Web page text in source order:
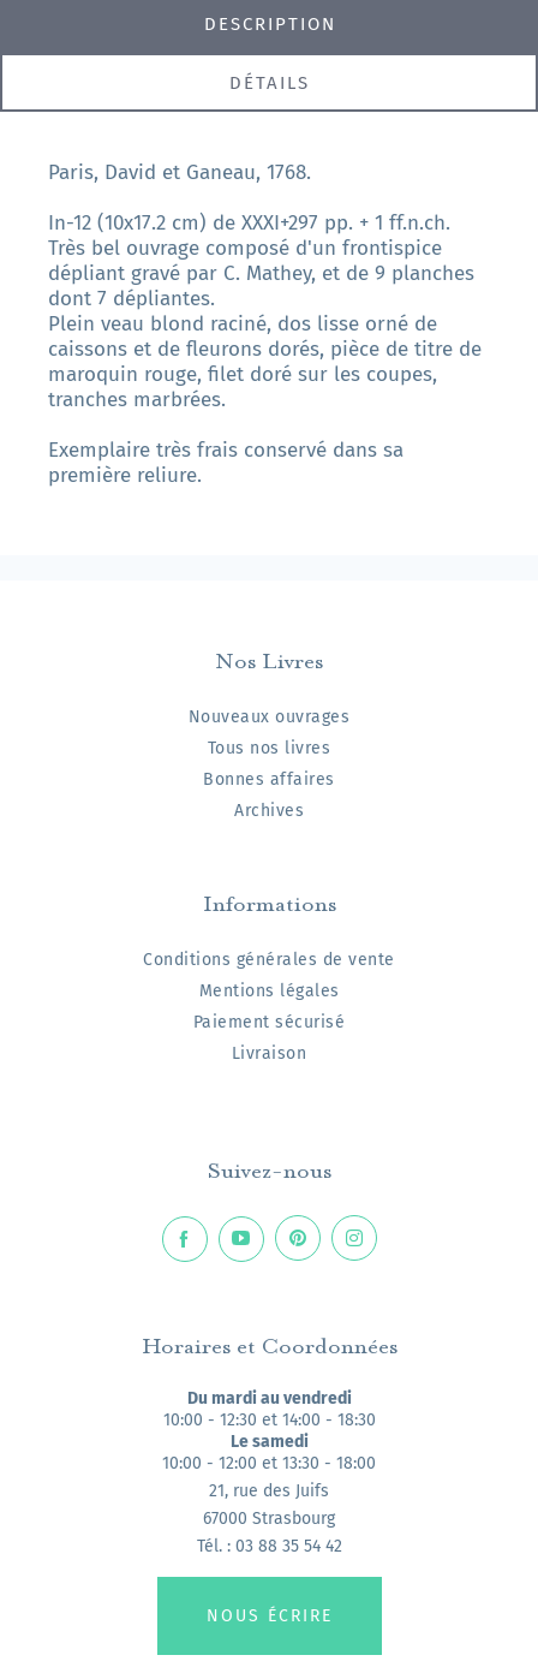
DESCRIPTION
DÉTAILS
Paris, David et Ganeau, 1768.
In-12 (10x17.2 cm) de XXXI+297 pp. + 1 ff.n.ch.
Très bel ouvrage composé d'un frontispice
dépliant gravé par C. Mathey, et de 9 planches
dont 7 dépliantes.
Plein veau blond raciné, dos lisse orné de
caissons et de fleurons dorés, pièce de titre de
maroquin rouge, filet doré sur les coupes,
tranches marbrées.
Exemplaire très frais conservé dans sa
première reliure.
Nos Livres
Nouveaux ouvrages
Tous nos livres
Bonnes affaires
Archives
Informations
Conditions générales de vente
Mentions légales
Paiement sécurisé
Livraison
Suivez-nous
Horaires et Coordonnées
Du mardi au vendredi
10:00 - 12:30 et 14:00 - 18:30
Le samedi
10:00 - 12:00 et 13:30 - 18:00
21, rue des Juifs
67000 Strasbourg
Tél. : 03 88 35 54 42
NOUS ÉCRIRE